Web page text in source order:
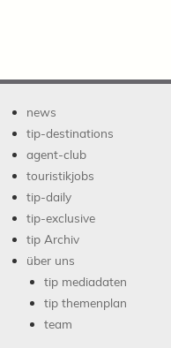
news
tip-destinations
agent-club
touristikjobs
tip-daily
tip-exclusive
tip Archiv
über uns
tip mediadaten
tip themenplan
team